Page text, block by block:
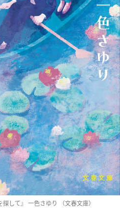
探して』 一色さゆり （文春文庫）